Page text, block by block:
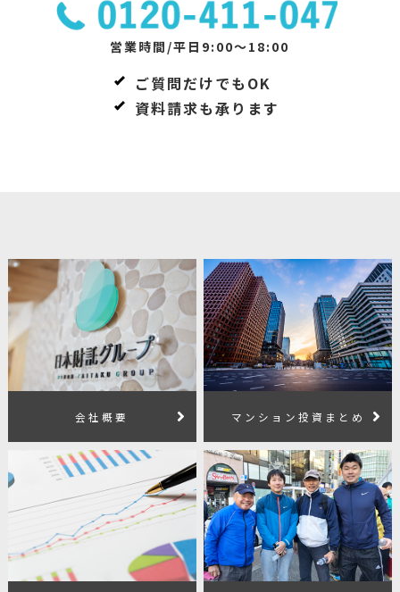
営業時間/平日9:00～18:00
ご質問だけでもOK
資料請求も承ります
会社概要 マンション投資まとめ